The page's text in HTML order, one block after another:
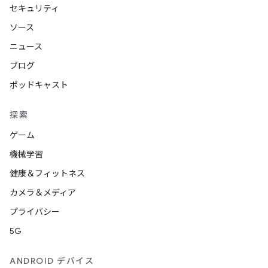
セキュリティ
ソース
ニュース
ブログ
ポッドキャスト
探索
ゲーム
機械学習
健康＆フィットネス
カメラ＆メディア
プライバシー
5G
ANDROID デバイス